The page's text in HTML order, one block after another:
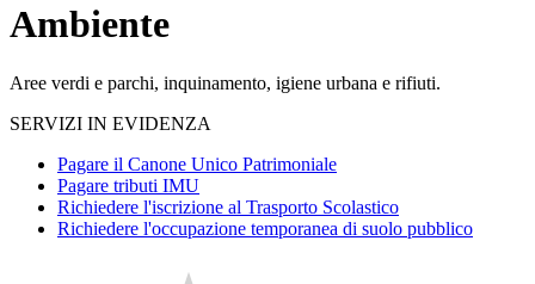
Ambiente
Aree verdi e parchi, inquinamento, igiene urbana e rifiuti.
SERVIZI IN EVIDENZA
Pagare il Canone Unico Patrimoniale
Pagare tributi IMU
Richiedere l'iscrizione al Trasporto Scolastico
Richiedere l'occupazione temporanea di suolo pubblico